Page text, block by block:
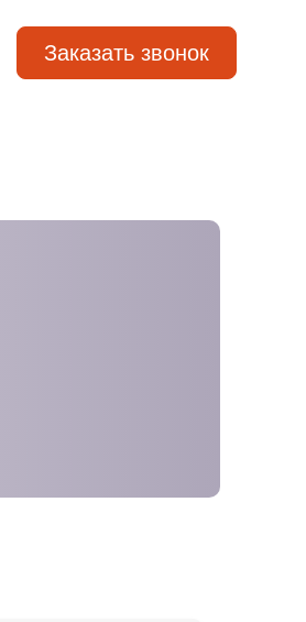
Заказать звонок